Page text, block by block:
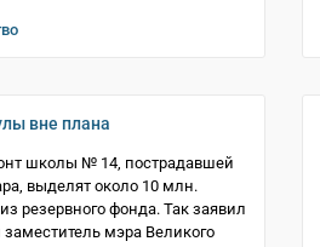
вне плана
школы № 14, пострадавшей
выделят около 10 млн.
резервного фонда. Так заявил
мэра Великого